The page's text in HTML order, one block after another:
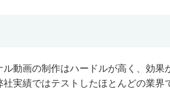
ル動画の制作はハードルが高く、効果
実績ではテストしたほとんどの業界